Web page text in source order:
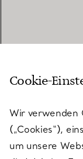
KUNDENSERVICE
SERVICES
Cookie-
Wir verwenden
(„Cookies“),
um unsere